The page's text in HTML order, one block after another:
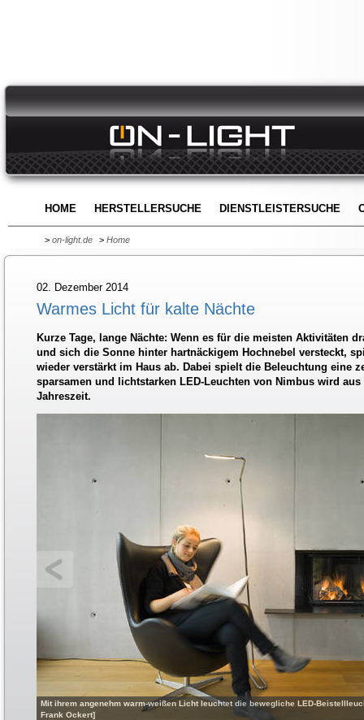
HOME HERSTELLERSUCHE DIENSTLEISTERSUCHE
> on-light.de > Home
02. Dezember 2014
Warmes Licht für kalte Nächte
Kurze Tage, lange Nächte: Wenn es für die meisten Aktivitäten
und sich die Sonne hinter hartnäckigem Hochnebel versteckt,
wieder verstärkt im Haus ab. Dabei spielt die Beleuchtung eine
sparsamen und lichtstarken LED-Leuchten von Nimbus wird
Jahreszeit.
Mit ihrem angenehm warm-weißen Licht leuchtet die bewegliche LED-
Frank Ockert]